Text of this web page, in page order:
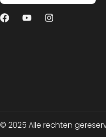
© 2025 Alle rechten